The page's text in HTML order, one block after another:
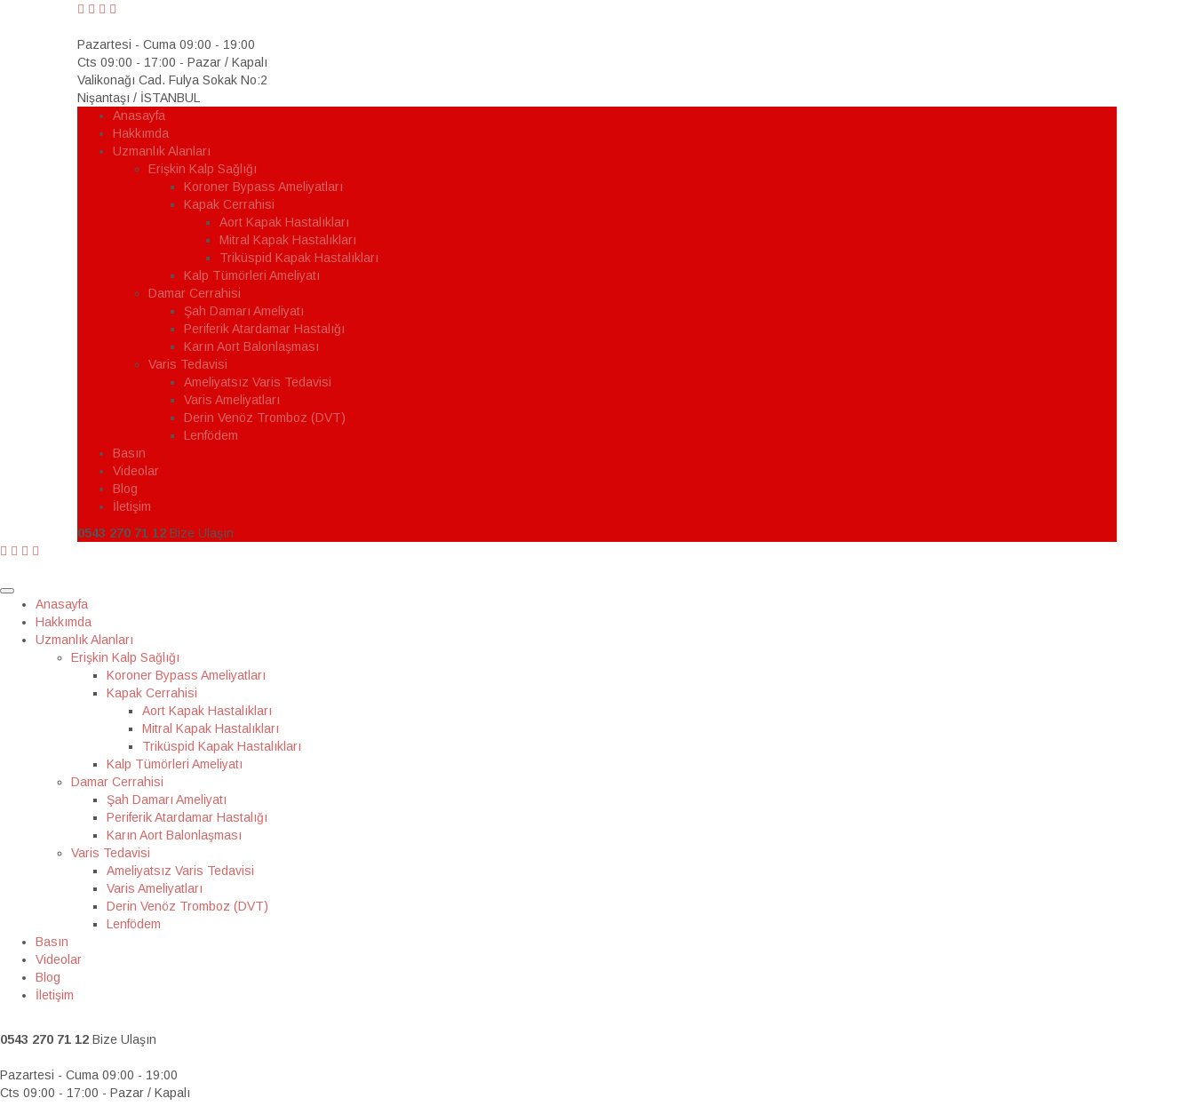
Pazartesi - Cuma 09:00 - 19:00
Cts 09:00 - 17:00 - Pazar / Kapalı
Valikonağı Cad. Fulya Sokak No:2
Nişantaşı / İSTANBUL
Anasayfa
Hakkımda
Uzmanlık Alanları
Erişkin Kalp Sağlığı
Koroner Bypass Ameliyatları
Kapak Cerrahisi
Aort Kapak Hastalıkları
Mitral Kapak Hastalıkları
Triküspid Kapak Hastalıkları
Kalp Tümörleri Ameliyatı
Damar Cerrahisi
Şah Damarı Ameliyatı
Periferik Atardamar Hastalığı
Karın Aort Balonlaşması
Varis Tedavisi
Ameliyatsız Varis Tedavisi
Varis Ameliyatları
Derin Venöz Tromboz (DVT)
Lenfödem
Basın
Videolar
Blog
İletişim
0543 270 71 12 Bize Ulaşın
Anasayfa
Hakkımda
Uzmanlık Alanları
Erişkin Kalp Sağlığı
Koroner Bypass Ameliyatları
Kapak Cerrahisi
Aort Kapak Hastalıkları
Mitral Kapak Hastalıkları
Triküspid Kapak Hastalıkları
Kalp Tümörleri Ameliyatı
Damar Cerrahisi
Şah Damarı Ameliyatı
Periferik Atardamar Hastalığı
Karın Aort Balonlaşması
Varis Tedavisi
Ameliyatsız Varis Tedavisi
Varis Ameliyatları
Derin Venöz Tromboz (DVT)
Lenfödem
Basın
Videolar
Blog
İletişim
0543 270 71 12 Bize Ulaşın
Pazartesi - Cuma 09:00 - 19:00
Cts 09:00 - 17:00 - Pazar / Kapalı